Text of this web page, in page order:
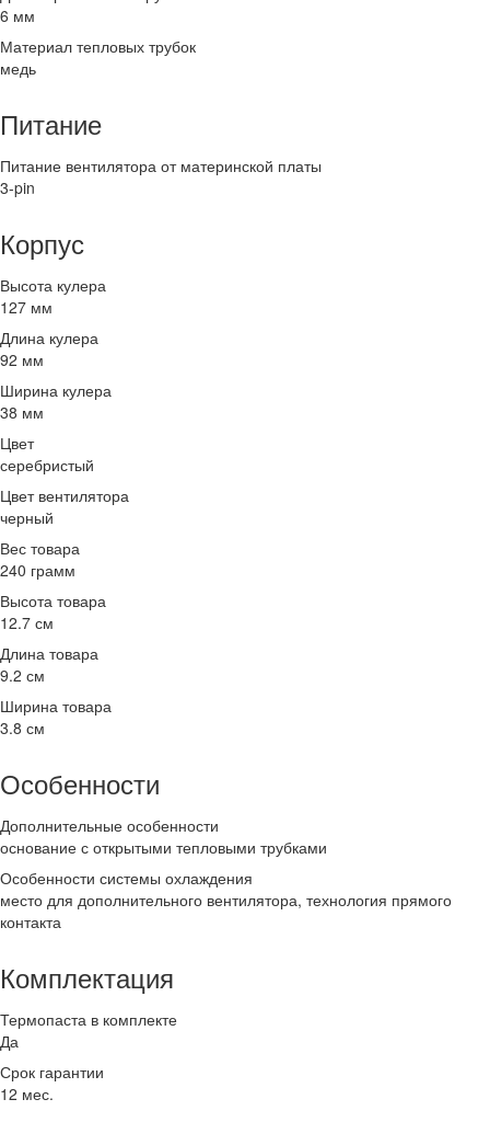
6 мм
Материал тепловых трубок
медь
Питание
Питание вентилятора от материнской платы
3-pin
Корпус
Высота кулера
127 мм
Длина кулера
92 мм
Ширина кулера
38 мм
Цвет
серебристый
Цвет вентилятора
черный
Вес товара
240 грамм
Высота товара
12.7 см
Длина товара
9.2 см
Ширина товара
3.8 см
Особенности
Дополнительные особенности
основание с открытыми тепловыми трубками
Особенности системы охлаждения
место для дополнительного вентилятора, технология прямого
контакта
Комплектация
Термопаста в комплекте
Да
Срок гарантии
12 мес.